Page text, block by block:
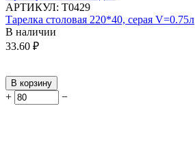
АРТИКУЛ: Т0429
Тарелка столовая 220*40, серая V=0.75л
В наличии
33.60 ₽
В корзину
+ −